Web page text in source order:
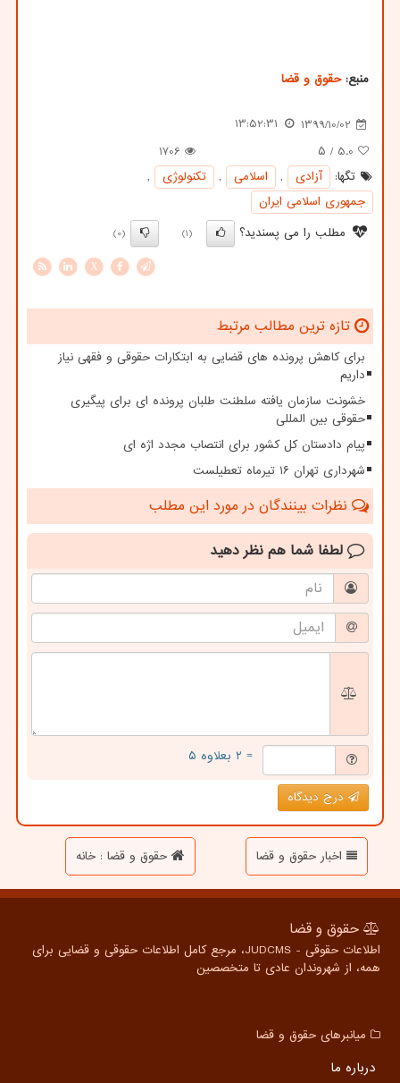
منبع:حقوق و قضا
1399/10/02
13:52:31
5.0 / ۵
1706
تگها:
آزادی , اسلامی , تكنولوژی
,
جمهوری اسلامی ایران
مطلب را می پسندید؟
(1)
(0)
X
تازه ترین مطالب مرتبط
برای کاهش پرونده های قضایی به ابتکارات حقوقی و فقهی نیاز
داریم
خشونت سازمان یافته سلطنت طلبان پرونده ای برای پیگیری
حقوقی بین المللی
پیام دادستان کل کشور برای انتصاب مجدد اژه ای
شهرداری تهران ۱۶ تیرماه تعطیلست
نظرات بینندگان در مورد این مطلب
لطفا شما هم نظر دهید
= ۲ بعلاوه ۵
درج دیدگاه
اخبار حقوق و قضا حقوق و قضا : خانه
حقوق و قضا
اطلاعات حقوقی - JUDCMS، مرجع کامل اطلاعات حقوقی و قضایی برای
همه، از شهروندان عادی تا متخصصین
میانبرهای حقوق و قضا
درباره ما